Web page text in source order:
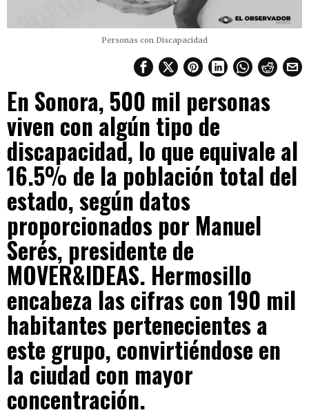
Personas con Discapacidad
En Sonora, 500 mil personas
viven con algún tipo de
discapacidad, lo que equivale al
16.5% de la población total del
estado, según datos
proporcionados por Manuel
Serés, presidente de
MOVER&IDEAS. Hermosillo
encabeza las cifras con 190 mil
habitantes pertenecientes a
este grupo, convirtiéndose en
la ciudad con mayor
concentración.